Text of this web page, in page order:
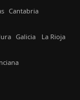
Cantabria
Galicia La Rioja